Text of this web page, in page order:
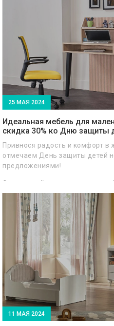
заканчиваете каждый день.
25 МАЯ 2024
Идеальная мебель для
скидка 30% ко Дню защиты
Привнося радость и комфорт в
отмечаем День защиты детей
предложениями!
От кроватей и матрасов до
что нужно для детской
Всего 2 дня со скидкой 30%,
вашего ребенка в идеальное
11 МАЯ 2024